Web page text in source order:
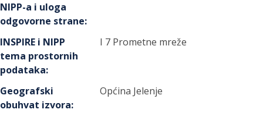
NIPP-a i uloga
odgovorne strane:
INSPIRE i NIPP
tema prostornih
podataka:
I 7 Prometne mreže
Geografski
obuhvat izvora:
Općina Jelenje